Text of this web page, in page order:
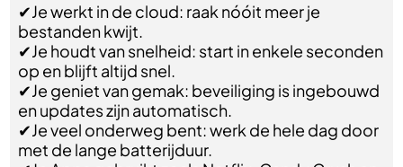
✔Je werkt in de cloud: raak nóóit meer je
bestanden kwijt.
✔Je houdt van snelheid: start in enkele seconden
op en blijft altijd snel.
✔Je geniet van gemak: beveiliging is ingebouwd
en updates zijn automatisch.
✔Je veel onderweg bent: werk de hele dag door
met de lange batterijduur.